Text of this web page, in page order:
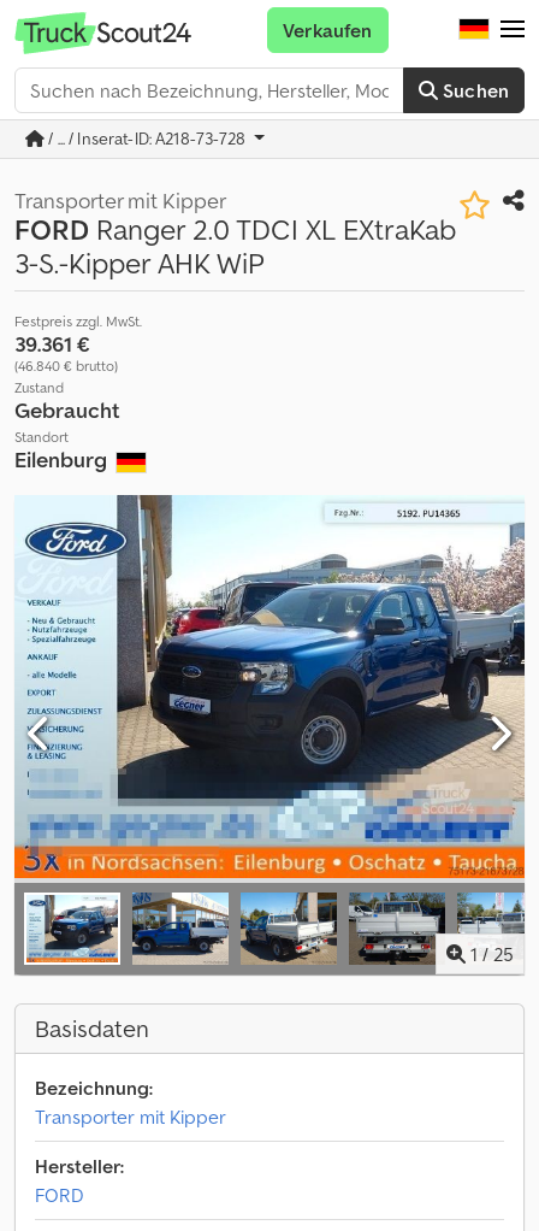
Suchen
Verkaufen
/ ... / Inserat-ID: A218-73-728
Transporter mit Kipper
FORD Ranger 2.0 TDCI XL EXtraKab
3-S.-Kipper AHK WiP
Festpreis zzgl. MwSt.
39.361 €
(46.840 € brutto)
Zustand
Gebraucht
Standort
Eilenburg
1 /25
Basisdaten
Bezeichnung:
Transporter mit Kipper
Hersteller:
FORD